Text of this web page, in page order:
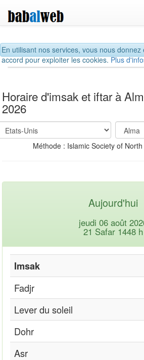
En utilisant nos services, vous nous
accord pour exploiter les cookies.Plus
Horaire d'imsak et iftar à
2026
Méthode : Islamic Society of
Aujourd'hui
jeudi 06 août
21 Safar 1448 h
Imsak
Fadjr
Lever du soleil
Dohr
Asr